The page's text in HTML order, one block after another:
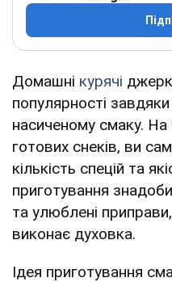
Домашні курячі
популярності
насиченому смаку. На
готових снеків, ви
кількість спецій та
приготування
та улюблені
виконає духовка.
Ідея приготування